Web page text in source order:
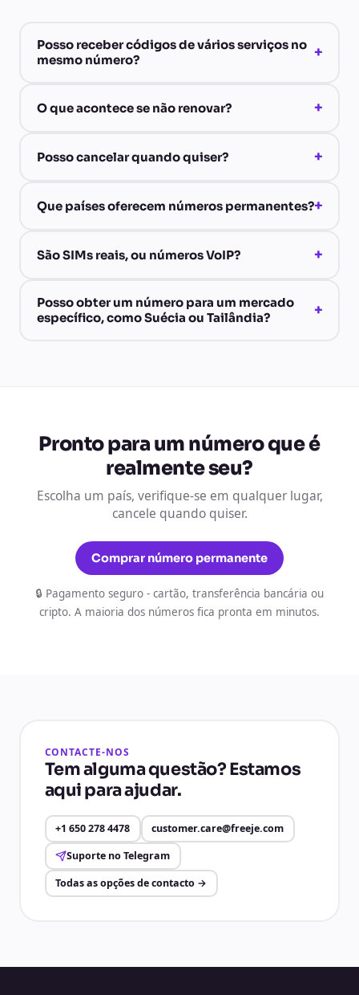
Posso receber códigos de vários serviços no
mesmo número?
+
O que acontece se não renovar? +
Posso cancelar quando quiser? +
Que países oferecem números permanentes?+
São SIMs reais, ou números VoIP? +
Posso obter um número para um mercado
específico, como Suécia ou Tailândia?
+
Pronto para um número que é
realmente seu?
Escolha um país, verifique-se em qualquer lugar,
cancele quando quiser.
Comprar número permanente
🔒 Pagamento seguro - cartão, transferência bancária ou
cripto. A maioria dos números fica pronta em minutos.
CONTACTE-NOS
Tem alguma questão? Estamos
aqui para ajudar.
+1 650 278 4478
customer.care@freeje.com
Suporte no Telegram
Todas as opções de contacto →